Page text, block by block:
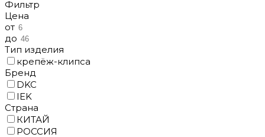
Фильтр
Цена
от
до
Тип изделия
крепёж-клипса
Бренд
DKC
IEK
Cтрана
КИТАЙ
РОССИЯ